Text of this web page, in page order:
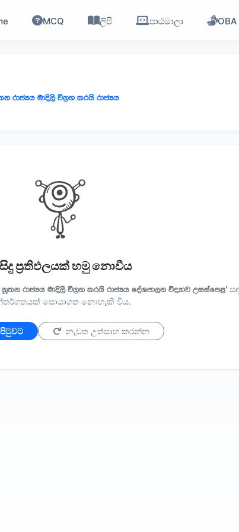
MCQ ලිපි පාඨමාලා OBA
රාජ්‍යය මාදිලි විග්‍රහ කරයි රාජ්‍යය
ප්‍රතිඵලයක් හමු නොවීය
රාජ්‍යය මාදිලි විග්‍රහ කරයි රාජ්‍යය දේශපාලන විද්‍යාව උසස්පෙළ'
සොයාගත නොහැකි විය.
නැවත උත්සාහ කරන්න